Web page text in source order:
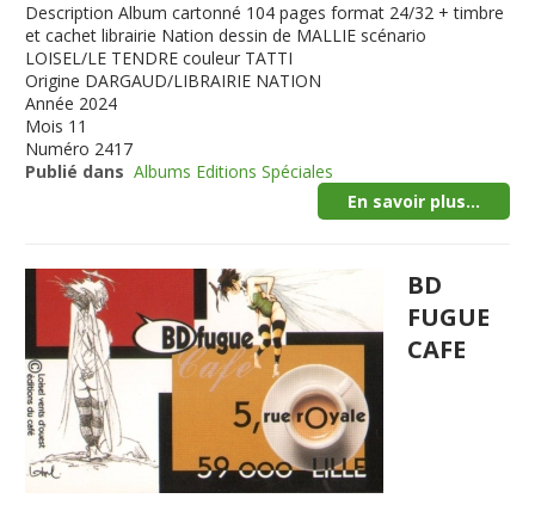
Description Album cartonné 104 pages format 24/32 + timbre
et cachet librairie Nation dessin de MALLIE scénario
LOISEL/LE TENDRE couleur TATTI
Origine DARGAUD/LIBRAIRIE NATION
Année 2024
Mois 11
Numéro 2417
Publié dans Albums Editions Spéciales
En savoir plus...
BD
FUGUE
CAFE